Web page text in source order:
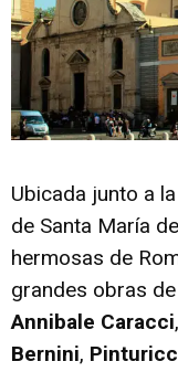
Ubicada junto a
de Santa María
hermosas de
grandes obras
Annibale Caracci,
Bernini,